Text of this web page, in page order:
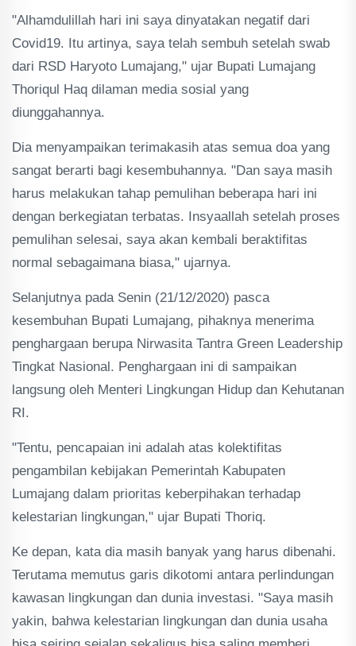
"Alhamdulillah hari ini saya dinyatakan negatif dari
Covid19. Itu artinya, saya telah sembuh setelah swab
dari RSD Haryoto Lumajang," ujar Bupati Lumajang
Thoriqul Haq dilaman media sosial yang
diunggahannya.
Dia menyampaikan terimakasih atas semua doa yang
sangat berarti bagi kesembuhannya. "Dan saya masih
harus melakukan tahap pemulihan beberapa hari ini
dengan berkegiatan terbatas. Insyaallah setelah proses
pemulihan selesai, saya akan kembali beraktifitas
normal sebagaimana biasa," ujarnya.
Selanjutnya pada Senin (21/12/2020) pasca
kesembuhan Bupati Lumajang, pihaknya menerima
penghargaan berupa Nirwasita Tantra Green Leadership
Tingkat Nasional. Penghargaan ini di sampaikan
langsung oleh Menteri Lingkungan Hidup dan Kehutanan
RI.
"Tentu, pencapaian ini adalah atas kolektifitas
pengambilan kebijakan Pemerintah Kabupaten
Lumajang dalam prioritas keberpihakan terhadap
kelestarian lingkungan," ujar Bupati Thoriq.
Ke depan, kata dia masih banyak yang harus dibenahi.
Terutama memutus garis dikotomi antara perlindungan
kawasan lingkungan dan dunia investasi. "Saya masih
yakin, bahwa kelestarian lingkungan dan dunia usaha